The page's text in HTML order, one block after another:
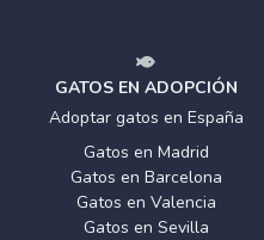
GATOS EN ADOPCIÓN
Adoptar gatos en España
Gatos en Madrid
Gatos en Barcelona
Gatos en Valencia
Gatos en Sevilla